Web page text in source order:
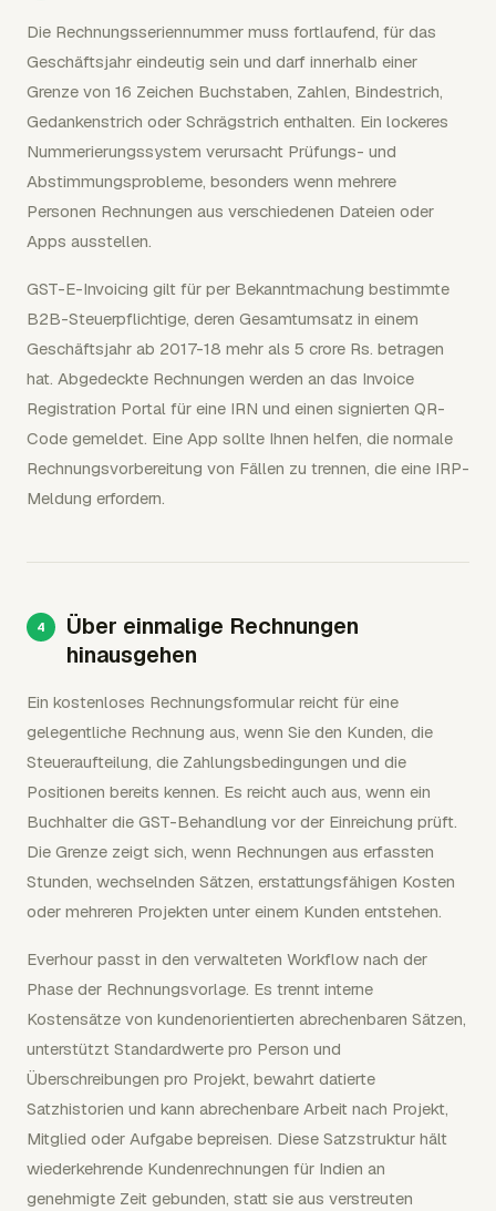
Die Rechnungsseriennummer muss fortlaufend, für das
Geschäftsjahr eindeutig sein und darf innerhalb einer
Grenze von 16 Zeichen Buchstaben, Zahlen, Bindestrich,
Gedankenstrich oder Schrägstrich enthalten. Ein lockeres
Nummerierungssystem verursacht Prüfungs- und
Abstimmungsprobleme, besonders wenn mehrere
Personen Rechnungen aus verschiedenen Dateien oder
Apps ausstellen.
GST-E-Invoicing gilt für per Bekanntmachung bestimmte
B2B-Steuerpflichtige, deren Gesamtumsatz in einem
Geschäftsjahr ab 2017-18 mehr als 5 crore Rs. betragen
hat. Abgedeckte Rechnungen werden an das Invoice
Registration Portal für eine IRN und einen signierten QR-
Code gemeldet. Eine App sollte Ihnen helfen, die normale
Rechnungsvorbereitung von Fällen zu trennen, die eine IRP-
Meldung erfordern.
Über einmalige Rechnungen
hinausgehen
Ein kostenloses Rechnungsformular reicht für eine
gelegentliche Rechnung aus, wenn Sie den Kunden, die
Steueraufteilung, die Zahlungsbedingungen und die
Positionen bereits kennen. Es reicht auch aus, wenn ein
Buchhalter die GST-Behandlung vor der Einreichung prüft.
Die Grenze zeigt sich, wenn Rechnungen aus erfassten
Stunden, wechselnden Sätzen, erstattungsfähigen Kosten
oder mehreren Projekten unter einem Kunden entstehen.
Everhour passt in den verwalteten Workflow nach der
Phase der Rechnungsvorlage. Es trennt interne
Kostensätze von kundenorientierten abrechenbaren Sätzen,
unterstützt Standardwerte pro Person und
Überschreibungen pro Projekt, bewahrt datierte
Satzhistorien und kann abrechenbare Arbeit nach Projekt,
Mitglied oder Aufgabe bepreisen. Diese Satzstruktur hält
wiederkehrende Kundenrechnungen für Indien an
genehmigte Zeit gebunden, statt sie aus verstreuten